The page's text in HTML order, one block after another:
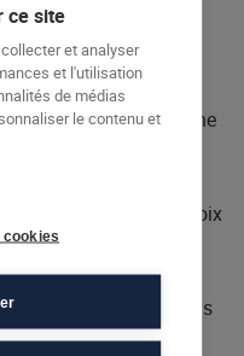
et desserts
chauds
culinaires
à l’organisation d’une
de maitrise sanitaire
des menus et au choix
les produits
locaux et les matériels
ce site
et analyser
et l'utilisation
de médias
le contenu et